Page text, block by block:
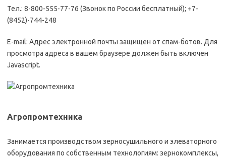
Тел.: 8-800-555-77-76 (Звонок по России бесплатный); +7-
(8452)-744-248
E-mail: Адрес электронной почты защищен от спам-ботов. Для
просмотра адреса в вашем браузере должен быть включен
Javascript.
Агропромтехника
Занимается производством зерносушильного и элеваторного
оборудования по собственным технологиям: зернокомплексы,